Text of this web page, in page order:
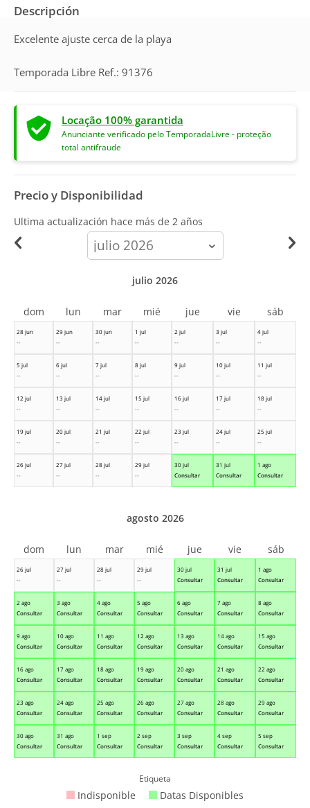
Descripción
Excelente ajuste cerca de la playa
Temporada Libre Ref.: 91376
Locação 100% garantida
Anunciante verificado pelo TemporadaLivre - proteção
total antifraude
Precio y Disponibilidad
Ultima actualización hace más de 2 años
calendar-
month
28 jun
--
29 jun
--
30 jun
--
1 jul
--
2 jul
--
3 jul
--
4 jul
--
5 jul
--
6 jul
--
7 jul
--
8 jul
--
9 jul
--
10 jul
--
11 jul
--
12 jul
--
13 jul
--
14 jul
--
15 jul
--
16 jul
--
17 jul
--
18 jul
--
19 jul
--
20 jul
--
21 jul
--
22 jul
--
23 jul
--
24 jul
--
25 jul
--
26 jul
--
27 jul
--
28 jul
--
29 jul
--
30 jul
Consultar
31 jul
Consultar
1 ago
Consultar
julio 2026
dom lun mar mié jue vie sáb
26 jul
--
27 jul
--
28 jul
--
29 jul
--
30 jul
Consultar
31 jul
Consultar
1 ago
Consultar
2 ago
Consultar
3 ago
Consultar
4 ago
Consultar
5 ago
Consultar
6 ago
Consultar
7 ago
Consultar
8 ago
Consultar
9 ago
Consultar
10 ago
Consultar
11 ago
Consultar
12 ago
Consultar
13 ago
Consultar
14 ago
Consultar
15 ago
Consultar
16 ago
Consultar
17 ago
Consultar
18 ago
Consultar
19 ago
Consultar
20 ago
Consultar
21 ago
Consultar
22 ago
Consultar
23 ago
Consultar
24 ago
Consultar
25 ago
Consultar
26 ago
Consultar
27 ago
Consultar
28 ago
Consultar
29 ago
Consultar
30 ago
Consultar
31 ago
Consultar
1 sep
Consultar
2 sep
Consultar
3 sep
Consultar
4 sep
Consultar
5 sep
Consultar
agosto 2026
dom lun mar mié jue vie sáb
Etiqueta
Indisponible Datas Disponibles